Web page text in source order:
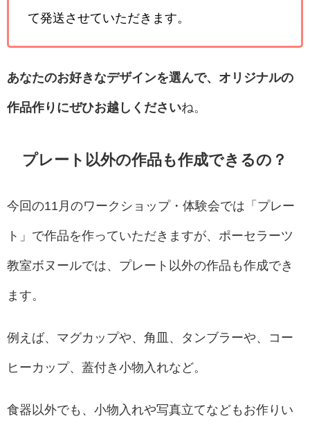
て発送させていただきます。
あなたのお好きなデザインを選んで、オリジナルの
作品作りにぜひお越しくださいね。
プレート以外の作品も作成できるの？
今回の11月のワークショップ・体験会では「プレー
ト」で作品を作っていただきますが、ポーセラーツ
教室ボヌールでは、プレート以外の作品も作成でき
ます。
例えば、マグカップや、角皿、タンブラーや、コー
ヒーカップ、蓋付き小物入れなど。
食器以外でも、小物入れや写真立てなどもお作りい